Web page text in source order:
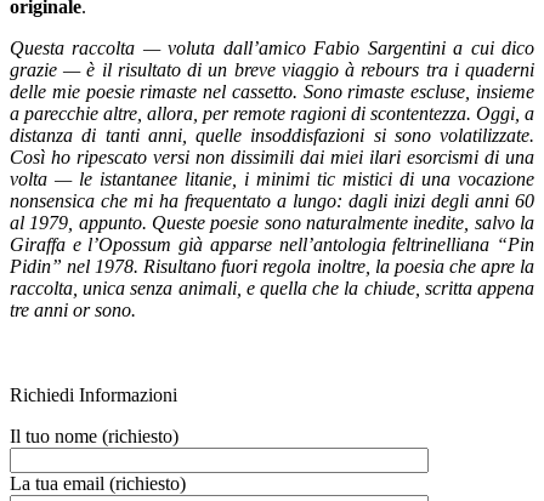
originale.
Questa raccolta — voluta dall’amico Fabio Sargentini a cui dico
grazie — è il risultato di un breve viaggio à rebours tra i quaderni
delle mie poesie rimaste nel cassetto. Sono rimaste escluse, insieme
a parecchie altre, allora, per remote ragioni di scontentezza. Oggi, a
distanza di tanti anni, quelle insoddisfazioni si sono volatilizzate.
Così ho ripescato versi non dissimili dai miei ilari esorcismi di una
volta — le istantanee litanie, i minimi tic mistici di una vocazione
nonsensica che mi ha frequentato a lungo: dagli inizi degli anni 60
al 1979, appunto. Queste poesie sono naturalmente inedite, salvo la
Giraffa e l’Opossum già apparse nell’antologia feltrinelliana “Pin
Pidin” nel 1978. Risultano fuori regola inoltre, la poesia che apre la
raccolta, unica senza animali, e quella che la chiude, scritta appena
tre anni or sono.
Richiedi Informazioni
Il tuo nome (richiesto)
La tua email (richiesto)